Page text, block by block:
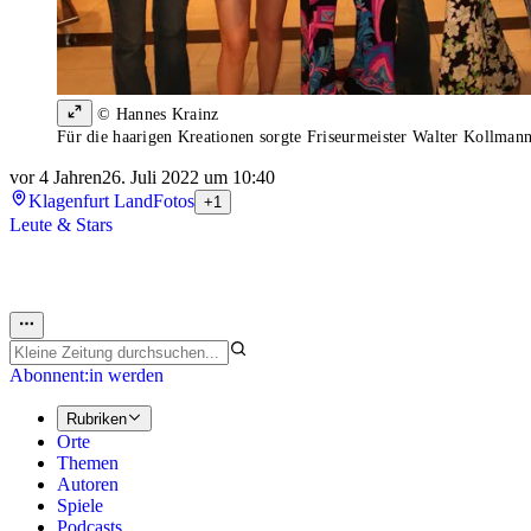
© Hannes Krainz
Für die haarigen Kreationen sorgte Friseurmeister Walter
vor 4 Jahren26. Juli 2022 um 10:40
Klagenfurt LandFotos +1
Leute & Stars
Abonnent:in werden
Rubriken
Orte
Themen
Autoren
Spiele
Podcasts